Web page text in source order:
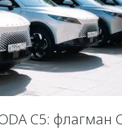
C5: флагман